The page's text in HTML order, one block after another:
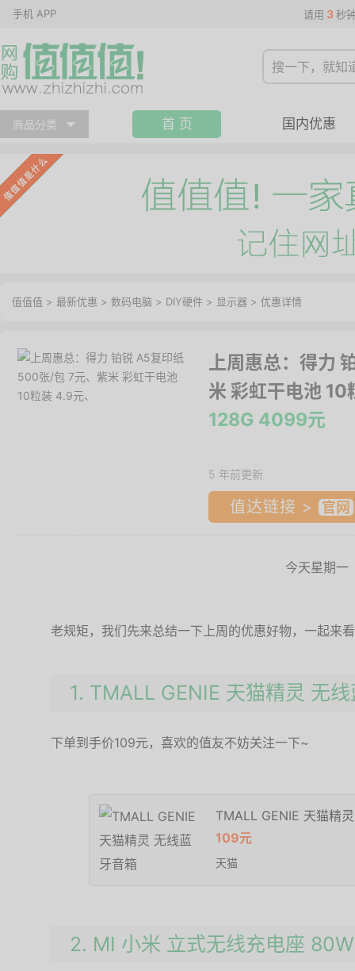
手机 APP 请用 3 秒
商品分类 首 页 国内优惠
值值值 > 最新优惠 > 数码电脑 > DIY硬件 > 显示器 > 优惠详情
上周惠总：得力
米 彩虹干电池
128G 4099元
5 年前更新
值达链接 >
今天星期一
老规矩，我们先来总结一下上周的优惠好物，一起来
1. TMALL GENIE 天猫精灵 无
下单到手价109元，喜欢的值友不妨关注一下~
TMALL GENIE 天猫精
109元
天猫
2. MI 小米 立式无线充电座 80W